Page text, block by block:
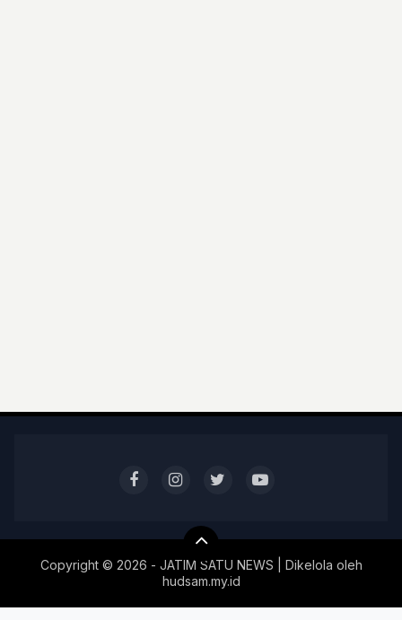
Copyright © 2026 - JATIM SATU NEWS | Dikelola oleh
hudsam.my.id